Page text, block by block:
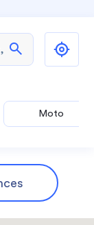
search
Moto